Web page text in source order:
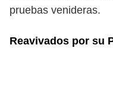
pruebas venideras.
Reavivados por su